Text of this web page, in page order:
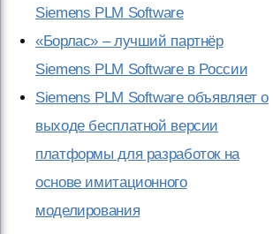
Siemens PLM Software
«Борлас» – лучший партнёр
Siemens PLM Software в России
Siemens PLM Software объявляет о
выходе бесплатной версии
платформы для разработок на
основе имитационного
моделирования